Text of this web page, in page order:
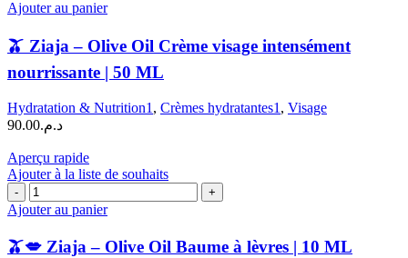
de
Ziaja
Olive
Crème
visage
nourrissante
|
50
ML
Ajouter au panier
🫒 Ziaja – Olive Oil Crème visage intensément
nourrissante | 50 ML
Hydratation & Nutrition1 , Crèmes hydratantes1 , Visage
د.م.90.00
Aperçu rapide
Ajouter à la liste de souhaits
quantité
de
💋
Ajouter au panier
🫒💋 Ziaja – Olive Oil Baume à lèvres | 10 ML